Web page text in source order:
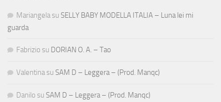
Mariangela su SELLY BABY MODELLA ITALIA – Luna lei mi
guarda
Fabrizio su DORIAN O. A. – Tao
Valentina su SAM D – Leggera – (Prod. Manqc)
Danilo su SAM D – Leggera – (Prod. Manqc)